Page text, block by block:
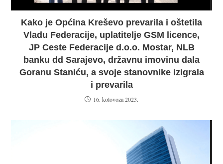
Kako je Općina Kreševo prevarila i oštetila
Vladu Federacije, uplatitelje GSM licence,
JP Ceste Federacije d.o.o. Mostar, NLB
banku dd Sarajevo, državnu imovinu dala
Goranu Staniću, a svoje stanovnike izigrala
i prevarila
16. kolovoza 2023.